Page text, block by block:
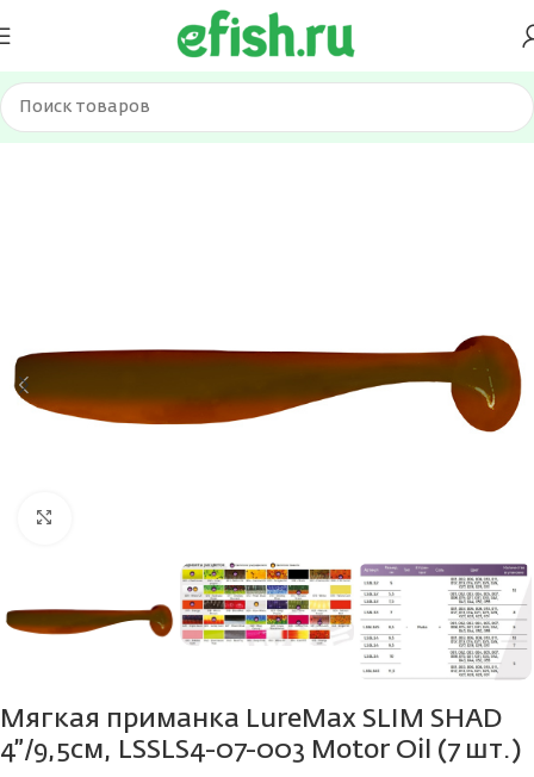
Главная Приманки Силиконовые приманки
Мягкая приманка LureMax SLIM SHAD
4”/9,5см, LSSLS4-07-003 Motor Oil (7 шт.)